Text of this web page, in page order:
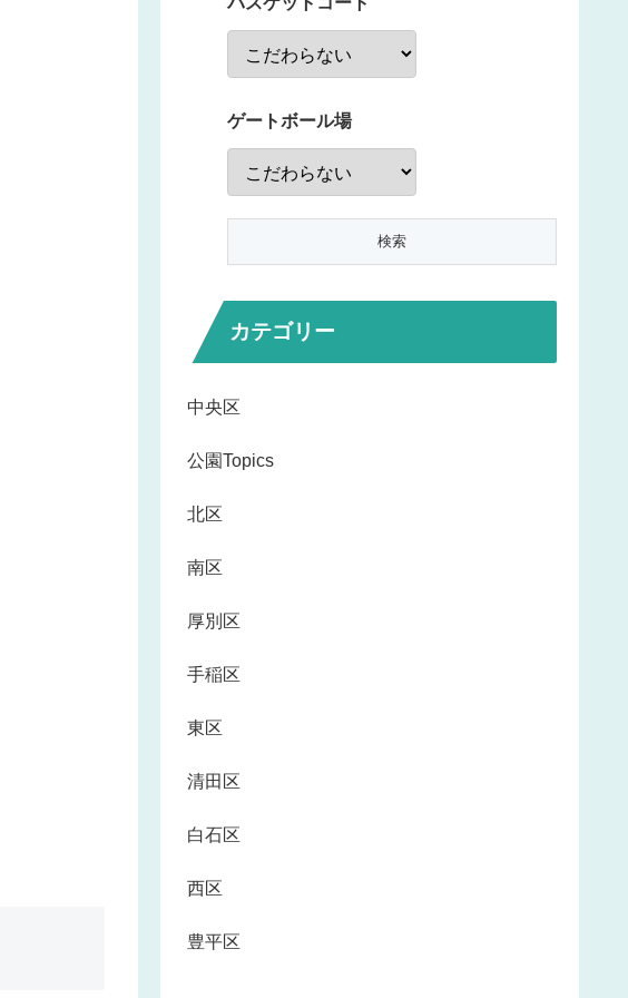
ゲートボール場
カテゴリー
中央区
公園Topics
北区
南区
厚別区
手稲区
東区
清田区
白石区
西区
豊平区